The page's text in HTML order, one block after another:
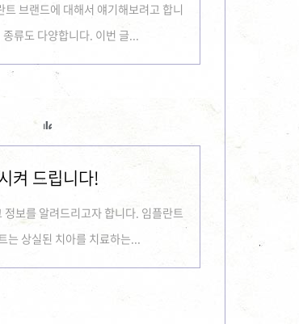
브랜드에 대해서 얘기해보려고 합니
류도 다양합니다. 이번 글...
켜 드립니다!
보를 알려드리고자 합니다. 임플란트
는 상실된 치아를 치료하는...